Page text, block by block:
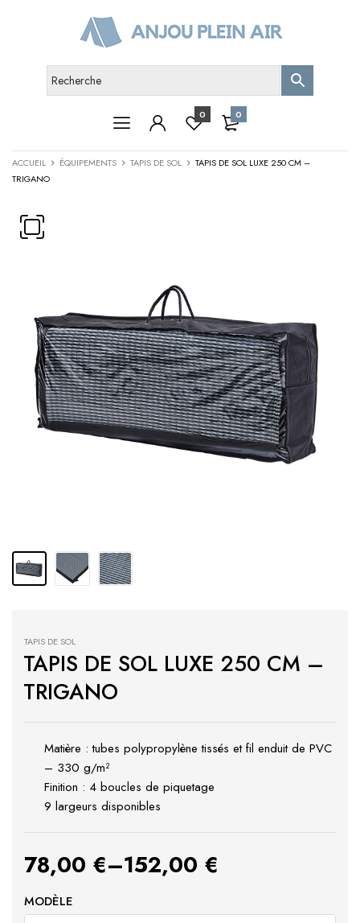
0 0
ACCUEIL ÉQUIPEMENTS TAPIS DE SOL
TAPIS DE SOL LUXE 250 CM –
TRIGANO
TAPIS DE SOL
TAPIS DE SOL LUXE 250 CM –
TRIGANO
Matière : tubes polypropylène tissés et fil enduit de PVC
– 330 g/m²
Finition : 4 boucles de piquetage
9 largeurs disponibles
78,00 €–152,00 €
MODÈLE